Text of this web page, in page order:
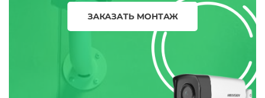
ЗАКАЗАТЬ МОНТАЖ